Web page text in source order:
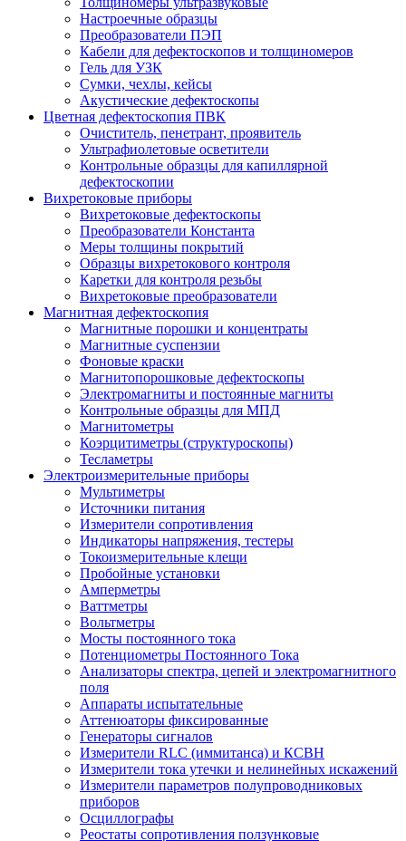
Настроечные образцы
Преобразователи ПЭП
Кабели для дефектоскопов и толщиномеров
Гель для УЗК
Сумки, чехлы, кейсы
Акустические дефектоскопы
Цветная дефектоскопия ПВК
Очиститель, пенетрант, проявитель
Ультрафиолетовые осветители
Контрольные образцы для капиллярной
дефектоскопии
Вихретоковые приборы
Вихретоковые дефектоскопы
Преобразователи Константа
Меры толщины покрытий
Образцы вихретокового контроля
Каретки для контроля резьбы
Вихретоковые преобразователи
Магнитная дефектоскопия
Магнитные порошки и концентраты
Магнитные суспензии
Фоновые краски
Магнитопорошковые дефектоскопы
Электромагниты и постоянные магниты
Контрольные образцы для МПД
Магнитометры
Коэрцитиметры (структуроскопы)
Тесламетры
Электроизмерительные приборы
Мультиметры
Источники питания
Измерители сопротивления
Индикаторы напряжения, тестеры
Токоизмерительные клещи
Пробойные установки
Амперметры
Ваттметры
Вольтметры
Мосты постоянного тока
Потенциометры Постоянного Тока
Анализаторы спектра, цепей и электромагнитного
поля
Аппараты испытательные
Аттенюаторы фиксированные
Генераторы сигналов
Измерители RLC (иммитанса) и КСВН
Измерители тока утечки и нелинейных искажений
Измерители параметров полупроводниковых
приборов
Осциллографы
Реостаты сопротивления ползунковые